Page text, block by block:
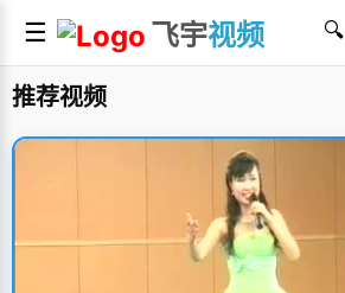
☰ 飞宇视频 🔍
推荐视频